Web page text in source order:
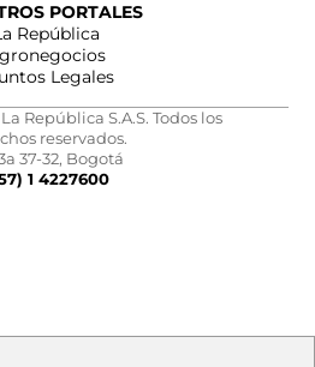
PORTALES
República
Legales
República S.A.S. Todos los
reservados.
37-32, Bogotá
1 4227600